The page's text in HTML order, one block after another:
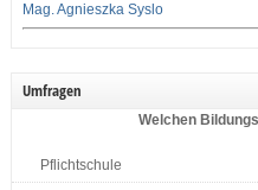
Mag. Agnieszka Syslo
Umfragen
Welchen
Pflichtschule